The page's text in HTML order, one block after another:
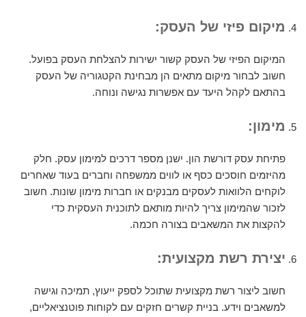
מיקום פיזי של העסק:
המיקום הפיזי של העסק קשור ישירות להצלחת העסק בפועל.
חשוב לבחור מיקום מתאים הן מבחינת הקטגוריה של העסק
בהתאם לקהל היעד עם אפשרות נגישה ונוחה.
מימון:
פתיחת עסק דורשת הון. ישנן מספר דרכים למימון עסק. חלק
מהיזמים חוסכים כסף או לווים ממשפחה וחברים בעוד שאחרים
לוקחים הלוואות לעסקים מבנקים או חברות מימון שונות. חשוב
לזכור שהמימון צריך להיות מותאם לתוכנית העסקית כדי
להקצות את המשאבים בצורה חכמה.
יצירת רשת מקצועית:
חשוב ליצור רשת מקצועית שתוכל לספק ייעוץ, תמיכה וגישה
למשאבים וידע. בניית קשרים חזקים עם לקוחות פוטנציאליים,